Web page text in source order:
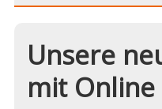
Unsere
mit Online